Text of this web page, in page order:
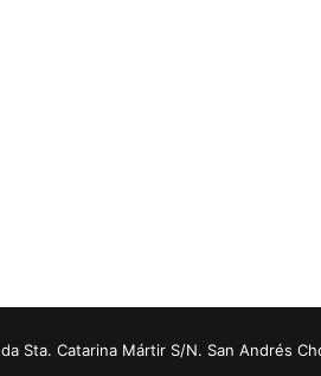
Sta. Catarina Mártir S/N. San Andrés